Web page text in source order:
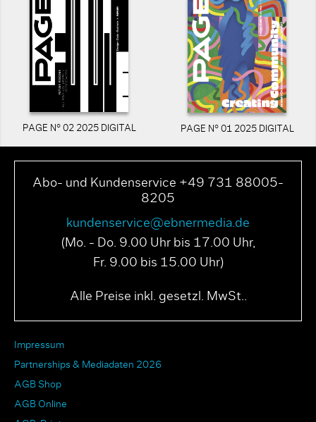
PAGE N° 02 2025 DIGITAL PAGE N° 01 2025 DIGITAL
Abo- und Kundenservice +49 731 88005-
8205
kundenservice@ebnermedia.de
(Mo. - Do. 9.00 Uhr bis 17.00 Uhr,
Fr. 9.00 bis 15.00 Uhr)
Alle Preise inkl. gesetzl. MwSt..
Impressum
Partnerships & Mediadaten 2026
AGB Shop
AGB Online